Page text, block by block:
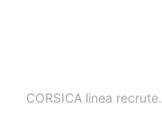
CORSICA linea